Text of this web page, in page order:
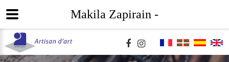
Makila Zapirain -